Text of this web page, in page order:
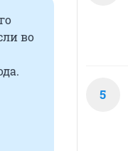
во
5